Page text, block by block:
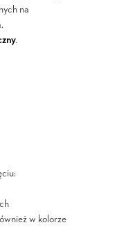
na
.
w kolorze